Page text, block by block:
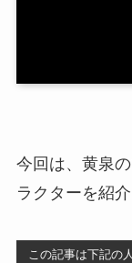
今回は、黄泉
ラクターを紹
この記事は下記の